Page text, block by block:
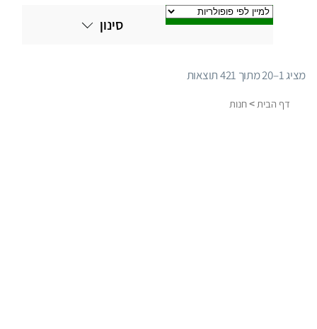
סינון
מציג 1–20 מתוך 421 תוצאות
דף הבית>חנות